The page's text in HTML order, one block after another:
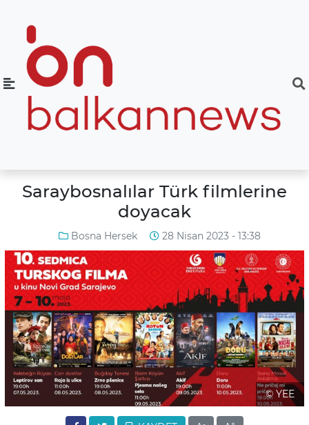
Saraybosnalılar Türk filmlerine
doyacak
Bosna Hersek 28 Nisan 2023 - 13:38
© YEE